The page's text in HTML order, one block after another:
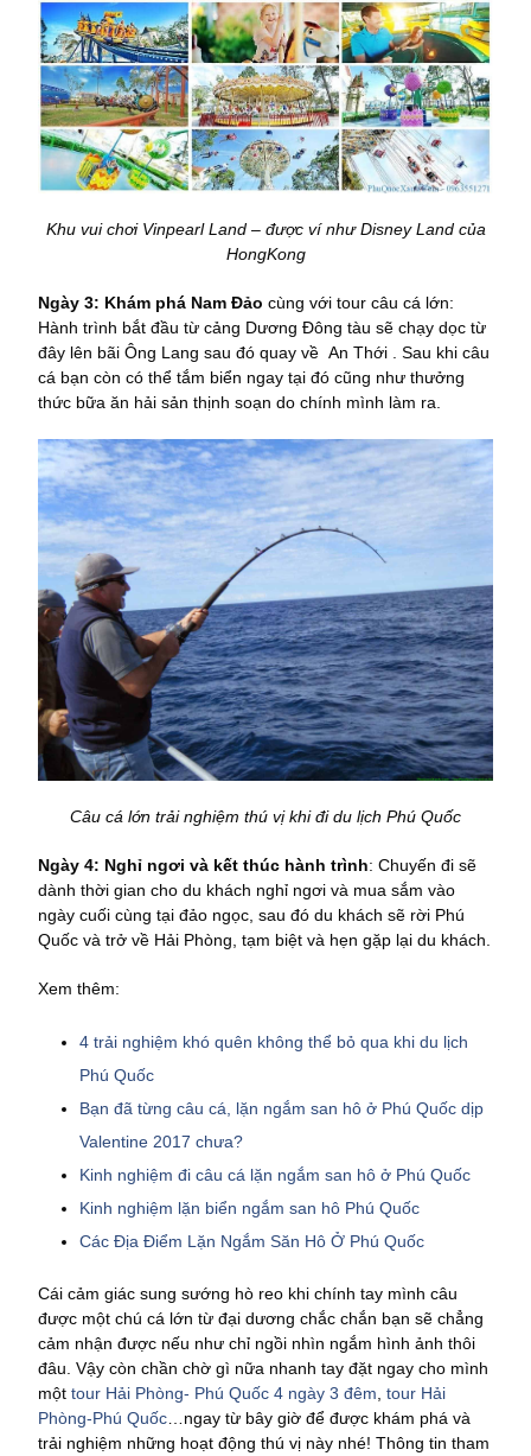
Khu vui chơi Vinpearl Land – được ví như Disney Land của
HongKong
Ngày 3: Khám phá Nam Đảo cùng với tour câu cá lớn:
Hành trình bắt đầu từ cảng Dương Đông tàu sẽ chạy dọc từ
đây lên bãi Ông Lang sau đó quay về An Thới . Sau khi câu
cá bạn còn có thể tắm biển ngay tại đó cũng như thưởng
thức bữa ăn hải sản thịnh soạn do chính mình làm ra.
Câu cá lớn trải nghiệm thú vị khi đi du lịch Phú Quốc
Ngày 4: Nghỉ ngơi và kết thúc hành trình: Chuyến đi sẽ
dành thời gian cho du khách nghỉ ngơi và mua sắm vào
ngày cuối cùng tại đảo ngọc, sau đó du khách sẽ rời Phú
Quốc và trở về Hải Phòng, tạm biệt và hẹn gặp lại du khách.
Xem thêm:
4 trải nghiệm khó quên không thể bỏ qua khi du lịch
Phú Quốc
Bạn đã từng câu cá, lặn ngắm san hô ở Phú Quốc dịp
Valentine 2017 chưa?
Kinh nghiệm đi câu cá lặn ngắm san hô ở Phú Quốc
Kinh nghiệm lặn biển ngắm san hô Phú Quốc
Các Địa Điểm Lặn Ngắm Săn Hô Ở Phú Quốc
Cái cảm giác sung sướng hò reo khi chính tay mình câu
được một chú cá lớn từ đại dương chắc chắn bạn sẽ chẳng
cảm nhận được nếu như chỉ ngồi nhìn ngắm hình ảnh thôi
đâu. Vậy còn chần chờ gì nữa nhanh tay đặt ngay cho mình
một tour Hải Phòng- Phú Quốc 4 ngày 3 đêm tour Hải
Phòng-Phú Quốc …ngay từ bây giờ để được khám phá và
trải nghiệm những hoạt động thú vị này nhé! Thông tin tham